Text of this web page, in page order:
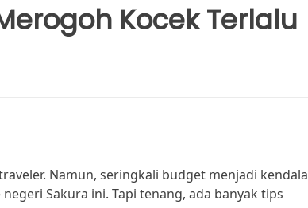
Kocek Terlalu
Namun, seringkali budget menjadi kendala
Sakura ini. Tapi tenang, ada banyak tips